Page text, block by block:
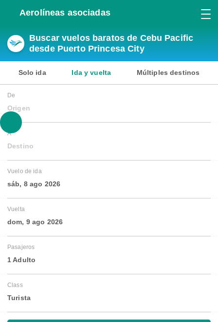
Aerolíneas asociadas
Buscar vuelos baratos de Cebu Pacific
desde Puerto Princesa City
Solo ida Ida y vuelta Múltiples destinos
De
Origen
A
Destino
Vuelo de ida
sáb, 8 ago 2026
Vuelta
dom, 9 ago 2026
Pasajeros
1 Adulto
Class
Turista